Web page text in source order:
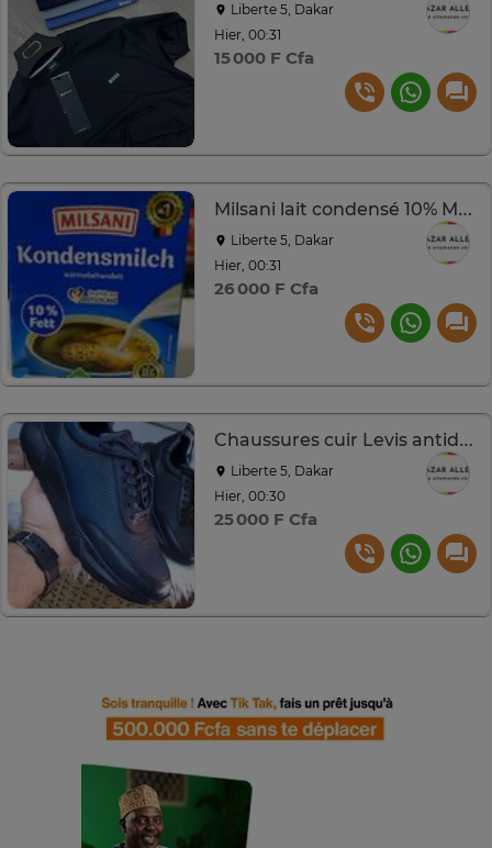
Liberte 5, Dakar
Hier, 00:31
15 000 F Cfa
Milsani lait condensé 10% MG 340 ml
Liberte 5, Dakar
Hier, 00:31
26 000 F Cfa
Chaussures cuir Levis antidérapantes confort quotidien
Liberte 5, Dakar
Hier, 00:30
25 000 F Cfa